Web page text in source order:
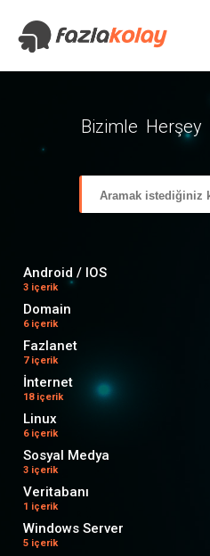
Bizimle Herşey
Android / IOS
3 içerik
Domain
6 içerik
Fazlanet
7 içerik
İnternet
18 içerik
Linux
6 içerik
Sosyal Medya
3 içerik
Veritabanı
1 içerik
Windows Server
5 içerik